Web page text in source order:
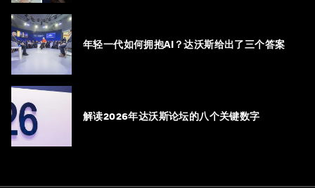
年轻一代如何拥抱AI？达沃斯给出了三个答案
解读2026年达沃斯论坛的八个关键数字